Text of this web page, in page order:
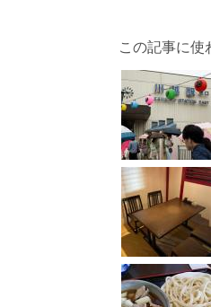
この記事に使